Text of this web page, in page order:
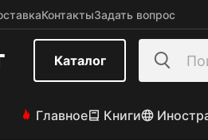
КонтактыЗадать вопрос
Каталог
Главное Книги